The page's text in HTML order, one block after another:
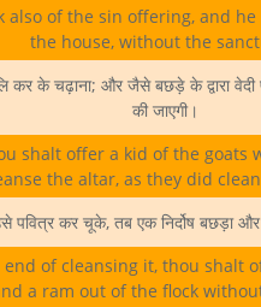
also of the sin offering, and
the house, without the
कर के चढ़ाना; और जैसे बछड़े के द्वारा वेदी
की जाएगी।
shalt offer a kid of the
the altar, as they did
कर चूके, तब एक निर्दोष बछड़ा और
of cleansing it, thou shalt
a ram out of the flock